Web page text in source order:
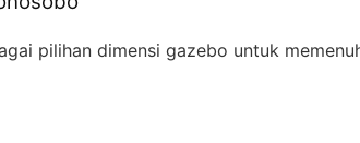
pilihan dimensi gazebo untuk